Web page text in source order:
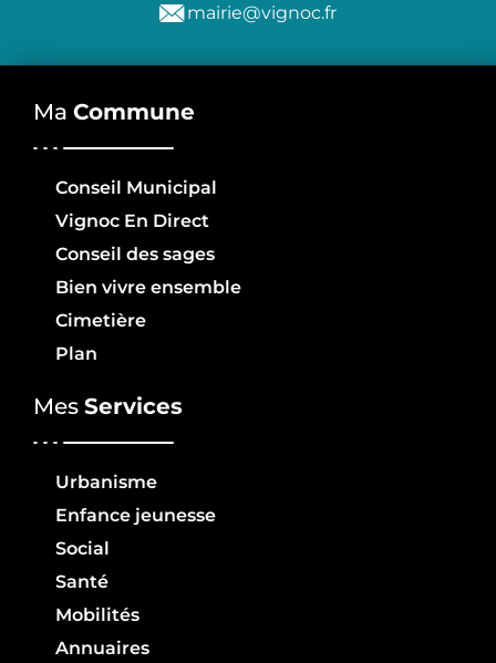
mairie@vignoc.fr
Ma Commune
Conseil Municipal
Vignoc En Direct
Conseil des sages
Bien vivre ensemble
Cimetière
Plan
Mes Services
Urbanisme
Enfance jeunesse
Social
Santé
Mobilités
Annuaires